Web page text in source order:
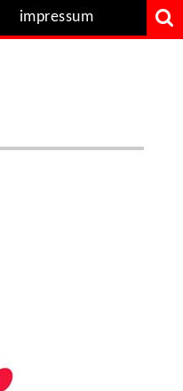
impressum